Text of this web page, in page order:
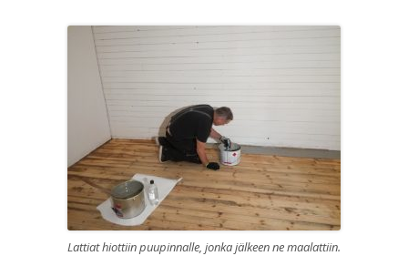
Lattiat hiottiin puupinnalle, jonka jälkeen ne maalattiin.